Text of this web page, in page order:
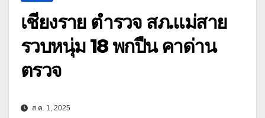
เชียงราย ตำรวจ สภ.แม่สาย
รวบหนุ่ม 18 พกปืน คาด่าน
ตรวจ
ส.ค. 1, 2025